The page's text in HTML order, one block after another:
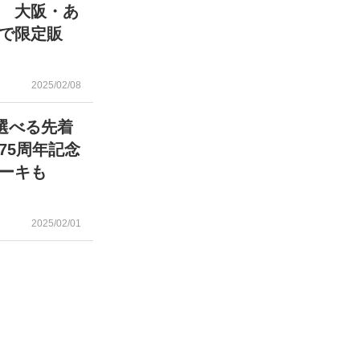
大阪・あ
限定販
2025/02/08
べる先着
周年記念
キも
2025/02/01